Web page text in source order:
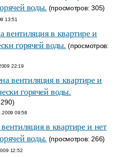
воды. (просмотров: 305)
13:51
вентиляция в квартире и
горячей воды. (просмотров:
22:19
вентиляция в квартире и
горячей воды.
09:58
в квартире и нет
воды. (просмотров: 266)
12:52